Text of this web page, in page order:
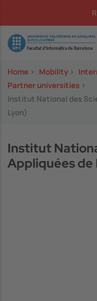
Image
Home > Mobility >
Partner universities >
Institut National des
Lyon)
Institut
Appliquées de